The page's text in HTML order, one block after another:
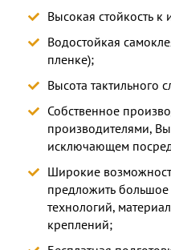
Высокая стойкость к
Водостойкая
пленке);
Высота тактильного
Собственное
производителями,
исключающем
Широкие
предложить большое
технологий,
креплений;